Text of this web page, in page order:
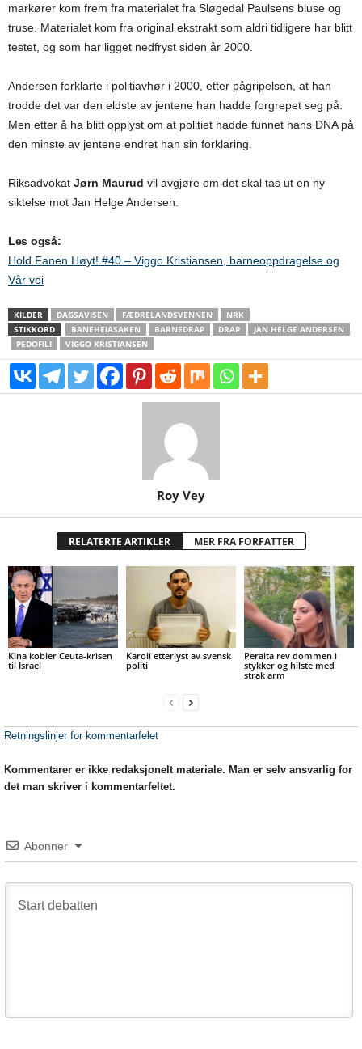
markører kom frem fra materialet fra Sløgedal Paulsens bluse og
truse. Materialet kom fra original ekstrakt som aldri tidligere har blitt
testet, og som har ligget nedfryst siden år 2000.
Andersen forklarte i politiavhør i 2000, etter pågripelsen, at han
trodde det var den eldste av jentene han hadde forgrepet seg på.
Men etter å ha blitt opplyst om at politiet hadde funnet hans DNA på
den minste av jentene endret han sin forklaring.
Riksadvokat Jørn Maurud vil avgjøre om det skal tas ut en ny
siktelse mot Jan Helge Andersen.
Les også:
Hold Fanen Høyt! #40 – Viggo Kristiansen, barneoppdragelse og
Vår vei
KILDER DAGSAVISEN FÆDRELANDSVENNEN
NRK
STIKKORD
BANEHEIASAKEN BARNEDRAP DRAP
JAN HELGE ANDERSEN
PEDOFILI
VIGGO KRISTIANSEN
Roy Vey
RELATERTE ARTIKLER MER FRA FORFATTER
Kina kobler Ceuta-krisen
til Israel
Karoli etterlyst av svensk
politi
Peralta rev dommen i
stykker og hilste med
strak arm
Retningslinjer for kommentarfelet
Kommentarer er ikke redaksjonelt materiale. Man er selv ansvarlig for
det man skriver i kommentarfeltet.
Abonner